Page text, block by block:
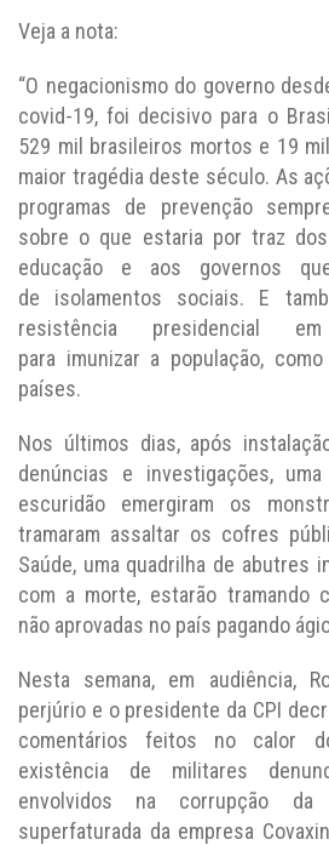
Veja a nota:
“O negacionismo do governo
covid-19, foi decisivo para o
529 mil brasileiros mortos e 19
maior tragédia deste século. As
programas de prevenção
sobre o que estaria por traz
educação e aos governos
de isolamentos sociais. E
resistência presidencial
para imunizar a população,
países.
Nos últimos dias, após
denúncias e investigações,
escuridão emergiram os
tramaram assaltar os cofres
Saúde, uma quadrilha de abutres
com a morte, estarão tramando
não aprovadas no país pagando
Nesta semana, em audiência,
perjúrio e o presidente da CPI
comentários feitos no calor
existência de militares
envolvidos na corrupção
superfaturada da empresa